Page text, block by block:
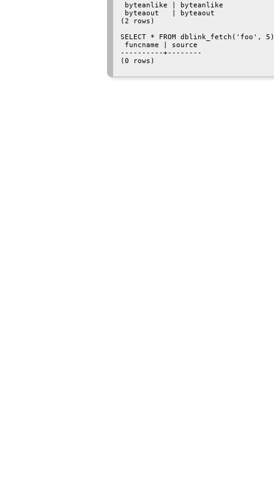
byteanlike | byteanlike
byteaout   | byteaout
(2 rows)
SELECT * FROM dblink_fetch('foo',
funcname | source
----------+--------
(0 rows)